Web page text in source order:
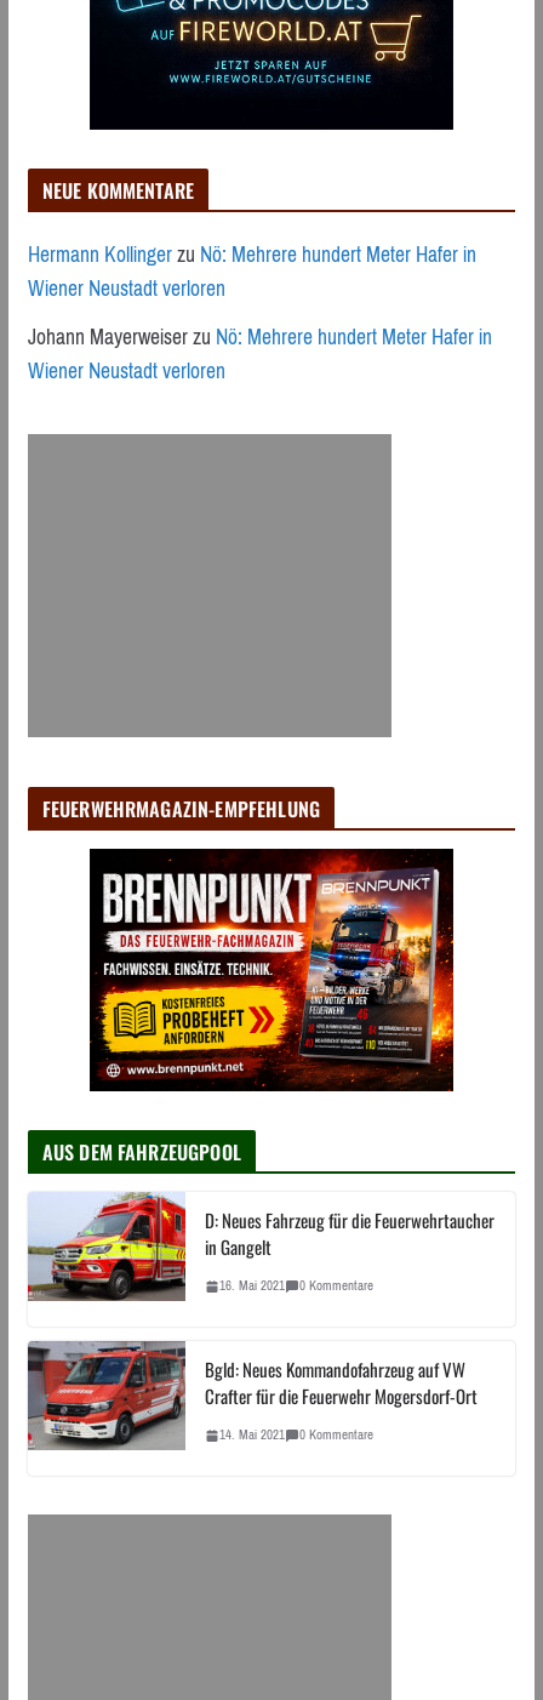
NEUE KOMMENTARE
Hermann KollingerzuNö: Mehrere hundert Meter Hafer in
Wiener Neustadt verloren
Johann MayerweiserzuNö: Mehrere hundert Meter Hafer in
Wiener Neustadt verloren
FEUERWEHRMAGAZIN-EMPFEHLUNG
AUS DEM FAHRZEUGPOOL
D: Neues Fahrzeug für die Feuerwehrtaucher
in Gangelt
16. Mai 2021 0 Kommentare
Bgld: Neues Kommandofahrzeug auf VW
Crafter für die Feuerwehr Mogersdorf-Ort
14. Mai 2021 0 Kommentare